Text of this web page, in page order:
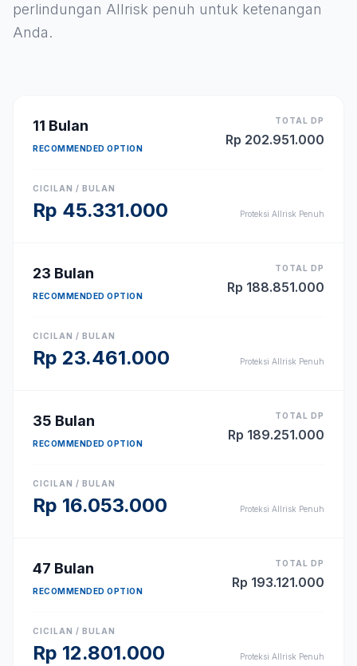
perlindungan Allrisk penuh untuk ketenangan
Anda.
11 Bulan
RECOMMENDED OPTION
TOTAL DP
Rp 202.951.000
CICILAN / BULAN
Rp 45.331.000 Proteksi Allrisk Penuh
23 Bulan
RECOMMENDED OPTION
TOTAL DP
Rp 188.851.000
CICILAN / BULAN
Rp 23.461.000 Proteksi Allrisk Penuh
35 Bulan
RECOMMENDED OPTION
TOTAL DP
Rp 189.251.000
CICILAN / BULAN
Rp 16.053.000 Proteksi Allrisk Penuh
47 Bulan
RECOMMENDED OPTION
TOTAL DP
Rp 193.121.000
CICILAN / BULAN
Rp 12.801.000 Proteksi Allrisk Penuh